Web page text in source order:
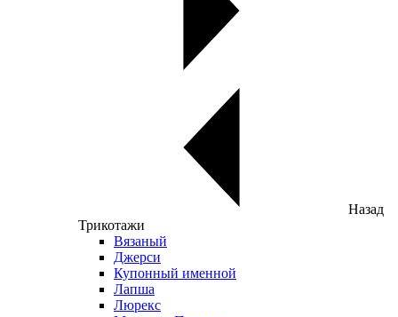
Назад
Трикотажи
Вязаный
Джерси
Купонный именной
Лапша
Люрекс